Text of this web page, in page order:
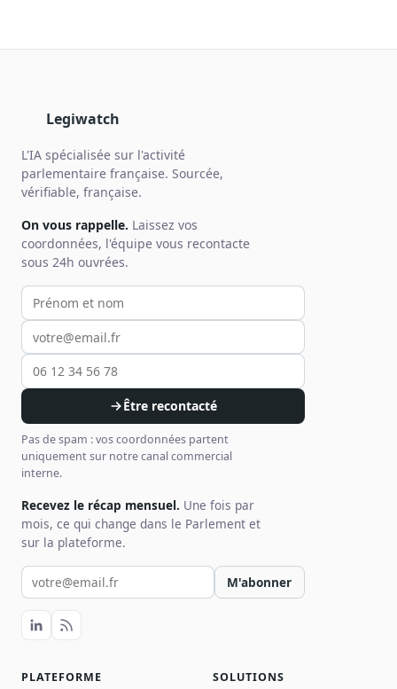
Legiwatch
L'IA spécialisée sur l'activité
parlementaire française. Sourcée,
vérifiable, française.
On vous rappelle. Laissez vos
coordonnées, l'équipe vous recontacte
sous 24h ouvrées.
Votre prénom et nom
Votre email
Votre téléphone
Être recontacté
Pas de spam : vos coordonnées partent
uniquement sur notre canal commercial
interne.
Recevez le récap mensuel. Une fois par
mois, ce qui change dans le Parlement et
sur la plateforme.
Votre email pour la newsletter
M'abonner
PLATEFORME SOLUTIONS